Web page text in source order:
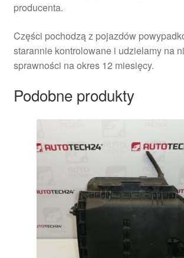
producenta.
Części pochodzą z pojazdów
starannie kontrolowane i udzielamy na
sprawności na okres 12 miesięcy.
Podobne produkty